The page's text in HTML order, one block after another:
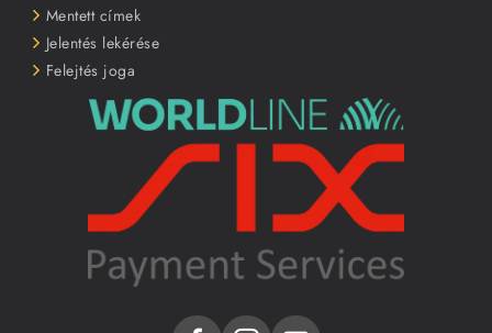
Mentett címek
Jelentés lekérése
Felejtés joga